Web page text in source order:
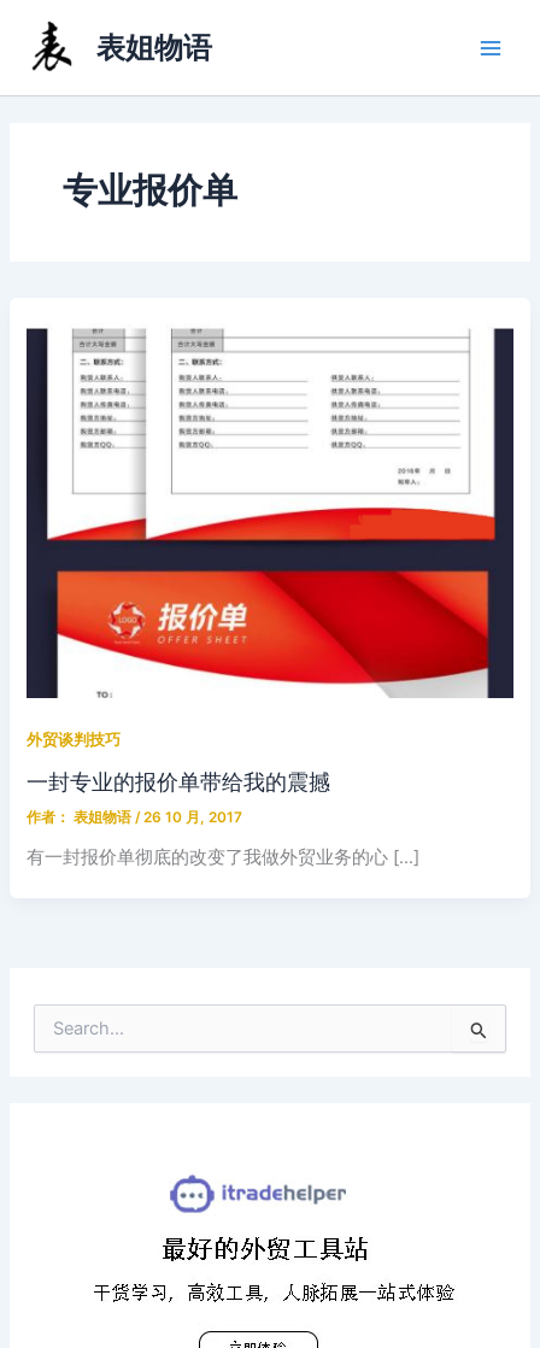
容
表姐物语
专业报价单
外贸谈判技巧
一封专业的报价单带给我的震撼
作者： 表姐物语/26 10 月, 2017
有一封报价单彻底的改变了我做外贸业务的心 […]
索